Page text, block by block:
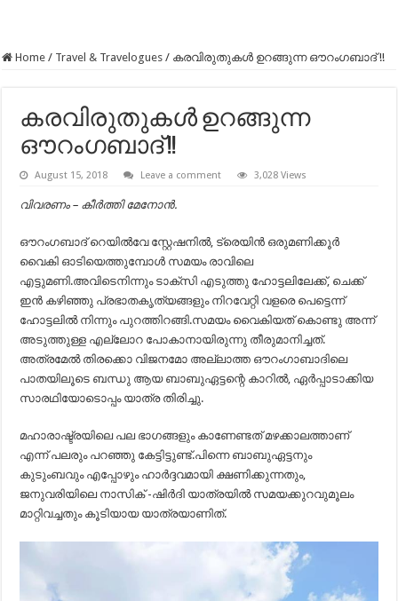
Home / Travel & Travelogues / കരവിരുതുകൾ ഉറങ്ങുന്ന ഔറംഗബാദ് !!
കരവിരുതുകൾ ഉറങ്ങുന്ന
ഔറംഗബാദ് !!
August 15, 2018 Leave a comment 3,028 Views
വിവരണം – കീർത്തി മേനോൻ.
ഔറംഗബാദ് റെയിൽവേ സ്റ്റേഷനിൽ, ട്രെയിൻ ഒരുമണിക്കൂർ
വൈകി ഓടിയെത്തുമ്പോൾ സമയം രാവിലെ
എട്ടുമണി.അവിടെനിന്നും ടാക്സി എടുത്തു ഹോട്ടലിലേക്ക്, ചെക്ക്
ഇൻ കഴിഞ്ഞു പ്രഭാതകൃത്യങ്ങളും നിറവേറ്റി വളരെ പെട്ടെന്ന്
ഹോട്ടലിൽ നിന്നും പുറത്തിറങ്ങി.സമയം വൈകിയത് കൊണ്ടു അന്ന്
അടുത്തുള്ള എല്ലോറ പോകാനായിരുന്നു തീരുമാനിച്ചത്.
അത്രമേൽ തിരക്കൊ വിജനമോ അല്ലാത്ത ഔറംഗാബാദിലെ
പാതയിലൂടെ ബന്ധു ആയ ബാബുഏട്ടന്റെ കാറിൽ, ഏർപ്പാടാക്കിയ
സാരഥിയോടൊപ്പം യാത്ര തിരിച്ചു.
മഹാരാഷ്ട്രയിലെ പല ഭാഗങ്ങളും കാണേണ്ടത് മഴക്കാലത്താണ്
എന്ന് പലരും പറഞ്ഞു കേട്ടിട്ടുണ്ട്.പിന്നെ ബാബുഏട്ടനും
കുടുംബവും എപ്പോഴും ഹാർദ്ദവമായി ക്ഷണിക്കുന്നതും,
ജനുവരിയിലെ നാസിക് -ഷിർദി യാത്രയിൽ സമയക്കുറവുമൂലം
മാറ്റിവച്ചതും കൂടിയായ യാത്രയാണിത്.